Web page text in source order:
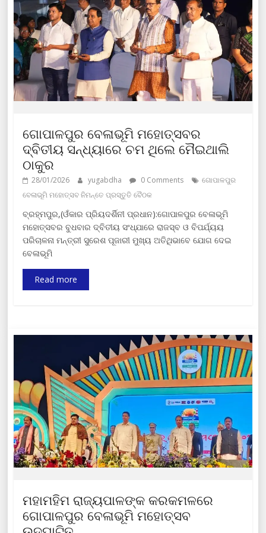
ଗୋପାଳପୁର ବେଳାଭୂମି ମହୋତ୍ସବର
ଦ୍ବିତୀୟ ସନ୍ଧ୍ୟାରେ ଚମ ଥିଲେ ମୈଇଥାଲି
ଠାକୁର
28/01/2026 yugabdha 0 Comments
ଗୋପାଳପୁର
ବେଳାଭୂମି ମହୋତ୍ସବ ନିମନ୍ତେ ପ୍ରସ୍ତୁତି ବୈଠକ
ବ୍ରହ୍ମପୁର,(ଓଁକାର ପ୍ରିୟଦର୍ଶିନୀ ପ୍ରଧାନ):ଗୋପାଳପୁର ବେଳାଭୂମି
ମହୋତ୍ସବର ବୁଧବାର ଦ୍ବିତୀୟ ସଂଧ୍ଯାରେ ରାଜସ୍ବ ଓ ବିପର୍ଯ୍ୟୟ
ପରିଚାଳନା ମନ୍ତ୍ରୀ ସୁରେଶ ପୂଜାରୀ ମୁଖ୍ୟ ଅତିଥିଭାବେ ଯୋଗ ଦେଇ
ବେଳାଭୂମି
Read more
ମହାମହିମ ରାଜ୍ୟପାଳଙ୍କ କରକମଳରେ
ଗୋପାଳପୁର ବେଳାଭୂମି ମହୋତ୍ସବ